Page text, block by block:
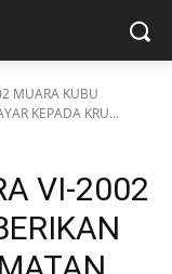
MUARA KUBU
KEPADA KRU...
VI-2002